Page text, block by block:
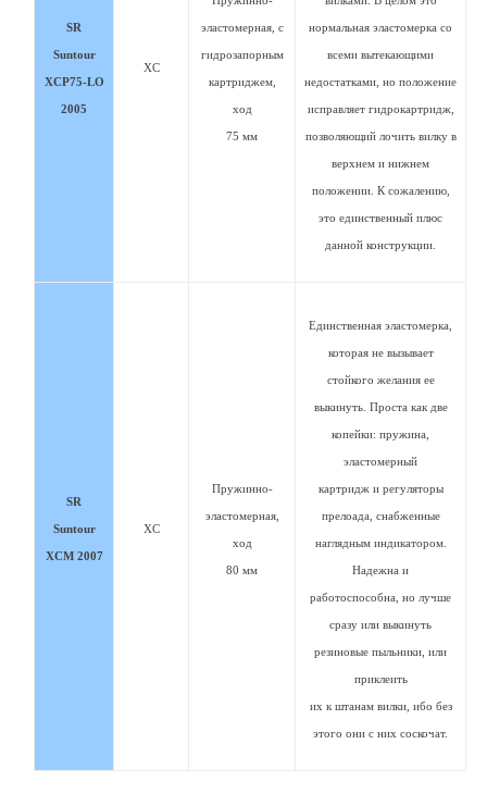
SR
Suntour
XCP75-LO
2005
XC
эластомерная, с
гидрозапорным
картриджем,
ход
75 мм
нормальная эластомерка со
всеми вытекающими
недостатками, но положение
исправляет гидрокартридж,
позволяющий лочить вилку в
верхнем и нижнем
положении. К сожалению,
это единственный плюс
данной конструкции.
SR
Suntour
XCM 2007
XC
Пружинно-
эластомерная,
ход
80 мм
Единственная эластомерка,
которая не вызывает
стойкого желания ее
выкинуть. Проста как две
копейки: пружина,
эластомерный
картридж и регуляторы
прелоада, снабженные
наглядным индикатором.
Надежна и
работоспособна, но лучше
сразу или выкинуть
резиновые пыльники, или
приклеить
их к штанам вилки, ибо без
этого они с них соскочат.